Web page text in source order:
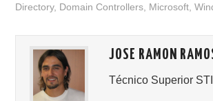
Directory, Domain Controllers Microsoft ,
JOSE RAMON
Técnico Superior STI